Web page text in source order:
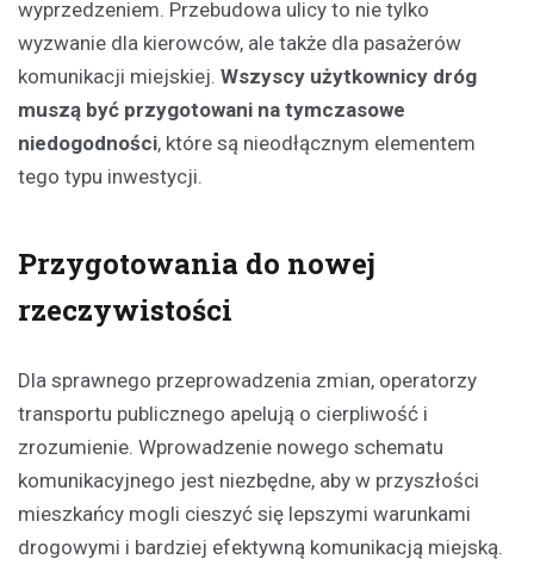
wyprzedzeniem. Przebudowa ulicy to nie tylko
wyzwanie dla kierowców, ale także dla pasażerów
komunikacji miejskiej. Wszyscy użytkownicy dróg
muszą być przygotowani na tymczasowe
niedogodności, które są nieodłącznym elementem
tego typu inwestycji.
Przygotowania do nowej
rzeczywistości
Dla sprawnego przeprowadzenia zmian, operatorzy
transportu publicznego apelują o cierpliwość i
zrozumienie. Wprowadzenie nowego schematu
komunikacyjnego jest niezbędne, aby w przyszłości
mieszkańcy mogli cieszyć się lepszymi warunkami
drogowymi i bardziej efektywną komunikacją miejską.